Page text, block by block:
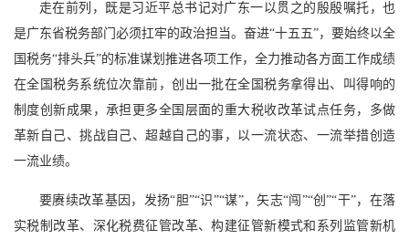
走在前列，既是习近平总书记对广东一以贯之的殷殷嘱托，也
是广东省税务部门必须扛牢的政治担当。奋进“十五五”，要始终以全
国税务“排头兵”的标准谋划推进各项工作，全力推动各方面工作成绩
在全国税务系统位次靠前，创出一批在全国税务拿得出、叫得响的
制度创新成果，承担更多全国层面的重大税收改革试点任务，多做
革新自己、挑战自己、超越自己的事，以一流状态、一流举措创造
一流业绩。
要赓续改革基因，发扬“胆”“识”“谋”，矢志“闯”“创”“干”，在落
实税制改革、深化税费征管改革、构建征管新模式和系列监管新机